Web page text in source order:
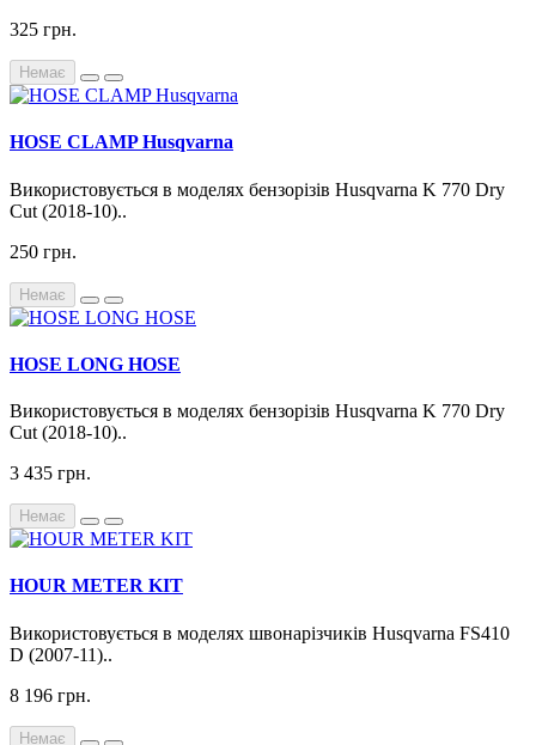
325 грн.
Немає
HOSE CLAMP Husqvarna
Використовується в моделях бензорізів Husqvarna K 770 Dry
Cut (2018-10)..
250 грн.
Немає
HOSE LONG HOSE
Використовується в моделях бензорізів Husqvarna K 770 Dry
Cut (2018-10)..
3 435 грн.
Немає
HOUR METER KIT
Використовується в моделях швонарізчиків Husqvarna FS410
D (2007-11)..
8 196 грн.
Немає